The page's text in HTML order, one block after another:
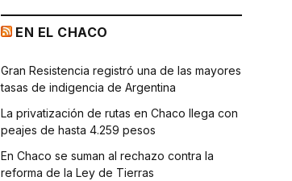
EN EL CHACO
Gran Resistencia registró una de las mayores
tasas de indigencia de Argentina
La privatización de rutas en Chaco llega con
peajes de hasta 4.259 pesos
En Chaco se suman al rechazo contra la
reforma de la Ley de Tierras